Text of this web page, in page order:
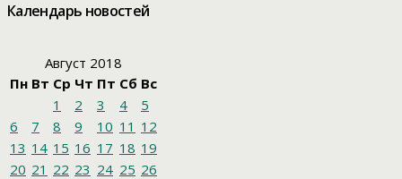
Календарь новостей
Август 2018
Пн Вт Ср Чт Пт Сб Вс
1
2 3 4
5
6
7 8 9 10 11 12
13 14 15 16 17 18 19
20 21 22 23 24 25 26